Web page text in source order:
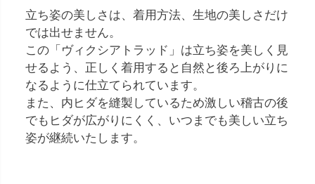
立ち姿の美しさは、着用方法、生地の美しさだけ
では出せません。
この「ヴィクシアトラッド」は立ち姿を美しく見
せるよう、正しく着用すると自然と後ろ上がりに
なるように仕立てられています。
また、内ヒダを縫製しているため激しい稽古の後
でもヒダが広がりにくく、いつまでも美しい立ち
姿が継続いたします。